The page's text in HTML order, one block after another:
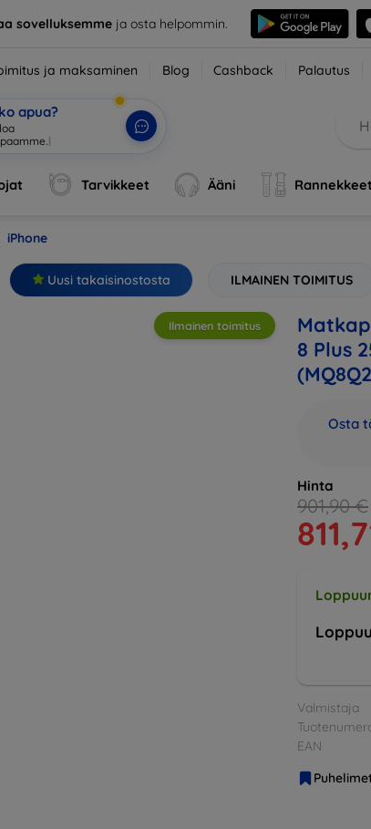
sovelluksemmeja osta helpommin.
ja maksaminen Blog Cashback Palautus
apua?
Tarvikkeet Ääni Rannekkeet
iPhone
Uusi takaisinostosta ILMAINEN TOIMITUS
Ilmainen toimitus
8 Plus
Osta
Hinta
901,90 €
Valmistaja
EAN